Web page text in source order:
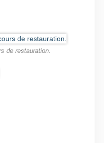
de restauration.